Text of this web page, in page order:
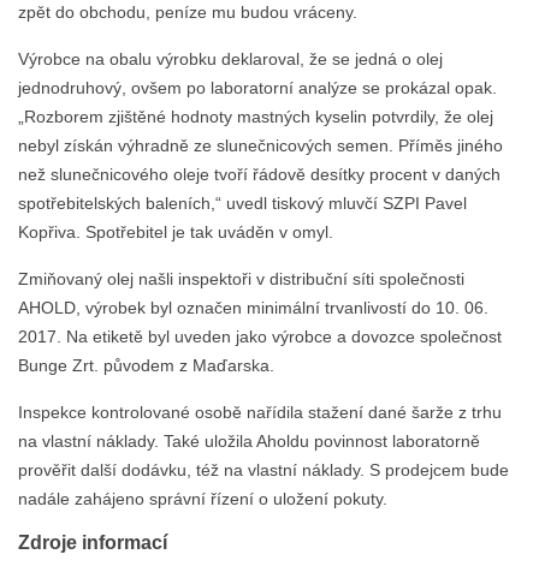
zpět do obchodu, peníze mu budou vráceny.
Výrobce na obalu výrobku deklaroval, že se jedná o olej
jednodruhový, ovšem po laboratorní analýze se prokázal opak.
„Rozborem zjištěné hodnoty mastných kyselin potvrdily, že olej
nebyl získán výhradně ze slunečnicových semen. Příměs jiného
než slunečnicového oleje tvoří řádově desítky procent v daných
spotřebitelských baleních,“ uvedl tiskový mluvčí SZPI Pavel
Kopřiva. Spotřebitel je tak uváděn v omyl.
Zmiňovaný olej našli inspektoři v distribuční síti společnosti
AHOLD, výrobek byl označen minimální trvanlivostí do 10. 06.
2017. Na etiketě byl uveden jako výrobce a dovozce společnost
Bunge Zrt. původem z Maďarska.
Inspekce kontrolované osobě nařídila stažení dané šarže z trhu
na vlastní náklady. Také uložila Aholdu povinnost laboratorně
prověřit další dodávku, též na vlastní náklady. S prodejcem bude
nadále zahájeno správní řízení o uložení pokuty.
Zdroje informací